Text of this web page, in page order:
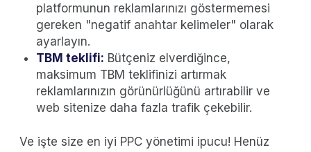
platformunun reklamlarınızı göstermemesi
gereken "negatif anahtar kelimeler" olarak
ayarlayın.
TBM teklifi: Bütçeniz elverdiğince,
maksimum TBM teklifinizi artırmak
reklamlarınızın görünürlüğünü artırabilir ve
web sitenize daha fazla trafik çekebilir.
Ve işte size en iyi PPC yönetimi ipucu! Henüz